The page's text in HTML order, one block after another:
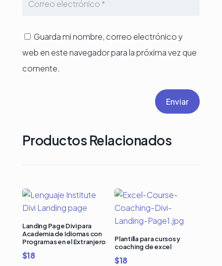
Guarda mi nombre, correo electrónico y
web en este navegador para la próxima vez que
comente.
Enviar
Productos Relacionados
Landing Page Divi para
Academia de Idiomas con
Programas en el Extranjero
$18
Plantilla para cursos y
coaching de excel
$18